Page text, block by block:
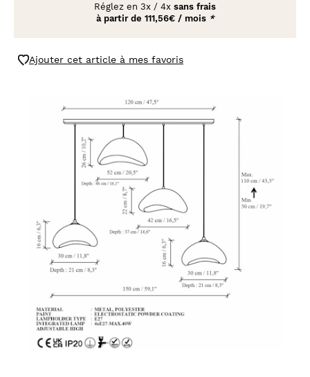
Réglez en 3x / 4x sans frais
à partir de 111,56€ / mois *
Ajouter cet article à mes favoris